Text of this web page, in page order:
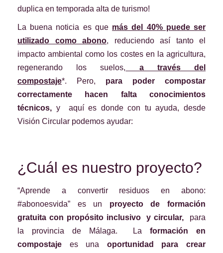
duplica en temporada alta de turismo!
La buena noticia es que más del 40% puede ser
utilizado como abono, reduciendo así tanto el
impacto ambiental como los costes en la agricultura,
regenerando los suelos, a través del
compostaje*. Pero, para poder compostar
correctamente hacen falta conocimientos
técnicos, y aquí es donde con tu ayuda, desde
Visión Circular podemos ayudar:
¿Cuál es nuestro proyecto?
“Aprende a convertir residuos en abono:
#abonoesvida” es un proyecto de formación
gratuita con propósito inclusivo y circular,
para
la provincia de Málaga.
Laformación en
compostaje es una oportunidad para crear